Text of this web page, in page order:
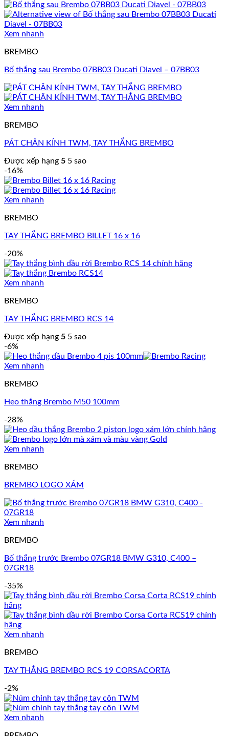
Xem nhanh
BREMBO
Bố thắng sau Brembo 07BB03 Ducati Diavel – 07BB03
Xem nhanh
BREMBO
PÁT CHÂN KÍNH TWM, TAY THẮNG BREMBO
Được xếp hạng 5 5 sao
-16%
Xem nhanh
BREMBO
TAY THẮNG BREMBO BILLET 16 x 16
-20%
Xem nhanh
BREMBO
TAY THẮNG BREMBO RCS 14
Được xếp hạng 5 5 sao
-6%
Xem nhanh
BREMBO
Heo thắng Brembo M50 100mm
-28%
Xem nhanh
BREMBO
BREMBO LOGO XÁM
Xem nhanh
BREMBO
Bố thắng trước Brembo 07GR18 BMW G310, C400 –
07GR18
-35%
Xem nhanh
BREMBO
TAY THẮNG BREMBO RCS 19 CORSACORTA
-2%
Xem nhanh